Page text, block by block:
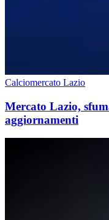
Calciomercato Lazio
Mercato Lazio,
aggiornamenti